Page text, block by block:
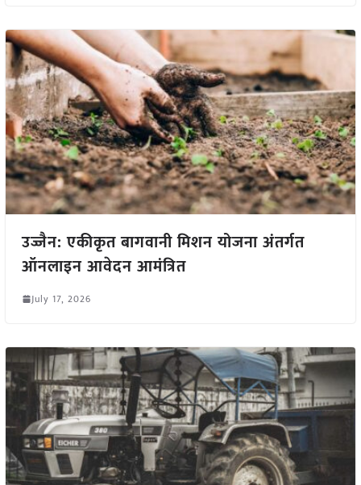
उज्जैन: एकीकृत बागवानी मिशन योजना अंतर्गत
ऑनलाइन आवेदन आमंत्रित
July 17, 2026